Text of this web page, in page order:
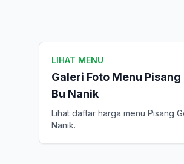
LIHAT MENU
Galeri Foto Menu
Bu Nanik
Lihat daftar harga menu Pisang
Nanik.